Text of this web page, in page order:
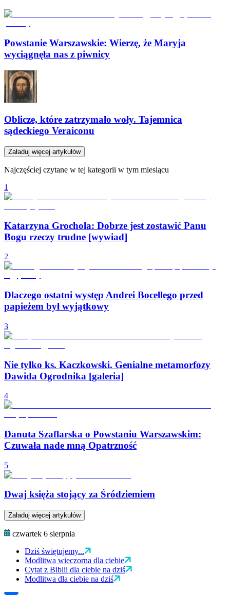
Powstanie Warszawskie: Wierzę, że Maryja
wyciągnęła nas z piwnicy
Oblicze, które zatrzymało woły. Tajemnica
sądeckiego Veraiconu
Załaduj więcej artykułów
Najczęściej czytane w tej kategorii w tym miesiącu
1
Katarzyna Grochola: Dobrze jest zostawić Panu
Bogu rzeczy trudne [wywiad]
2
Dlaczego ostatni występ Andrei Bocellego przed
papieżem był wyjątkowy
3
Nie tylko ks. Kaczkowski. Genialne metamorfozy
Dawida Ogrodnika [galeria]
4
Danuta Szaflarska o Powstaniu Warszawskim:
Czuwała nade mną Opatrzność
5
Dwaj księża stojący za Śródziemiem
Załaduj więcej artykułów
czwartek 6 sierpnia
Dziś świętujemy...
Modlitwa wieczorna dla ciebie
Cytat z Biblii dla ciebie na dziś
Modlitwa dla ciebie na dziś